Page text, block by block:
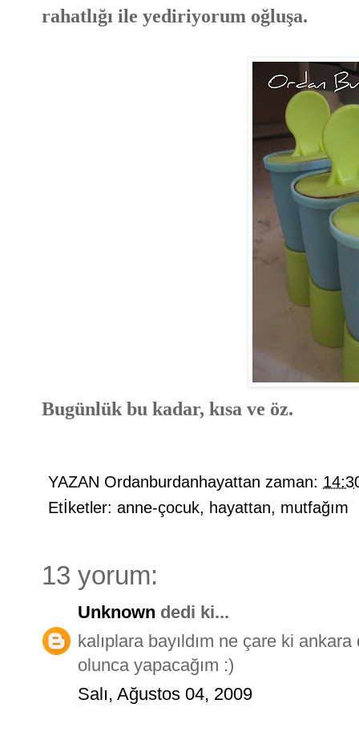
rahatlığı ile yediriyorum oğluşa.
Bugünlük bu kadar, kısa ve öz.
YAZAN Ordanburdanhayattan zaman:
Etİketler: anne-çocuk, hayattan, mutfağım
13 yorum:
Unknown dedi ki...
kalıplara bayıldım ne çare ki
olunca yapacağım :)
Salı, Ağustos 04, 2009